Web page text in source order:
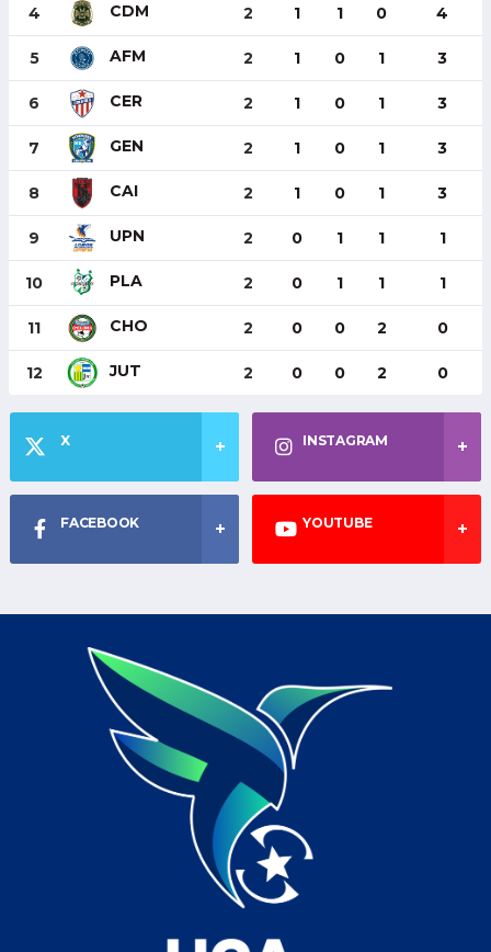
4 CDM 2 1 1 0 4
5 AFM 2 1 0 1 3
6 CER 2 1 0 1 3
7 GEN 2 1 0 1 3
8 CAI 2 1 0 1 3
9 UPN 2 0 1 1 1
10 PLA 2 0 1 1 1
11 CHO 2 0 0 2 0
12 JUT 2 0 0 2 0
X INSTAGRAM
FACEBOOK YOUTUBE